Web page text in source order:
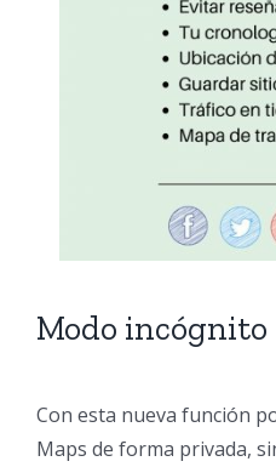
Modo incógnito
Con esta nueva función
Maps de forma privada,